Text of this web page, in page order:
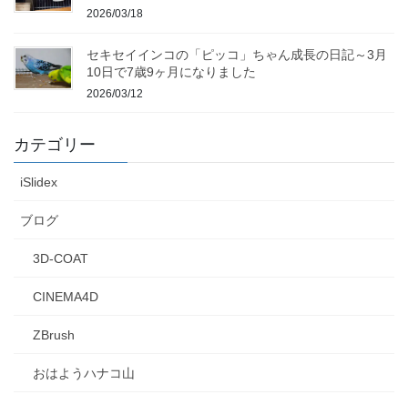
2026/03/18
セキセイインコの「ピッコ」ちゃん成長の日記～3月
10日で7歳9ヶ月になりました
2026/03/12
カテゴリー
iSlidex
ブログ
3D-COAT
CINEMA4D
ZBrush
おはようハナコ山